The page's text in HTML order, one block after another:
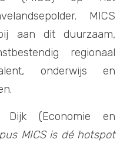
MICS
aan dit duurzaam,
regionaal
onderwijs en
Dijk (Economie en
MICS is dé hotspot